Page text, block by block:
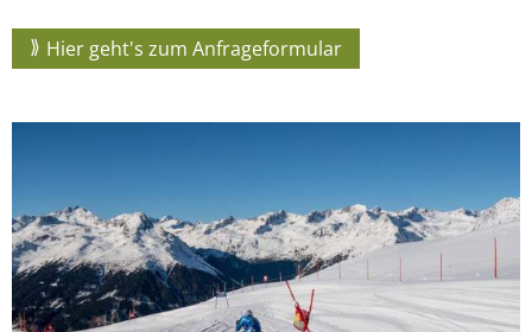
Hier geht's zum Anfrageformular